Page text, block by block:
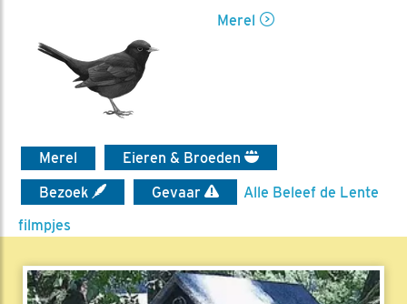
Merel
Merel
Eieren & Broeden
Bezoek
Gevaar
Alle Beleef de Lente
filmpjes